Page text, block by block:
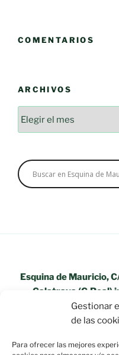
Gestionar
de las
Para ofrecer las mejores
COMENTARIOS
ARCHIVOS
Esquina de Mauricio,
Calatrava (C.Real)
«Aviso Legal»